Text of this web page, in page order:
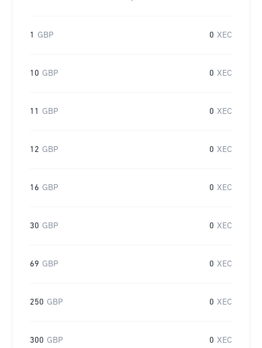
1 GBP 0 XEC
10 GBP 0 XEC
11 GBP 0 XEC
12 GBP 0 XEC
16 GBP 0 XEC
30 GBP 0 XEC
69 GBP 0 XEC
250 GBP 0 XEC
300 GBP 0 XEC